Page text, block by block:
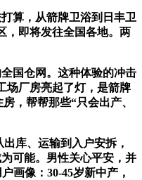
算，从箭牌卫浴到日丰卫
，即将发往全国各地。两
国仓网。这种体验的冲击
场厂房亮起了灯，是箭牌
，帮帮那些“只会出产、
库、运输到入户安拆，
可能。男性关心平安，并
画像：30-45岁新中产，